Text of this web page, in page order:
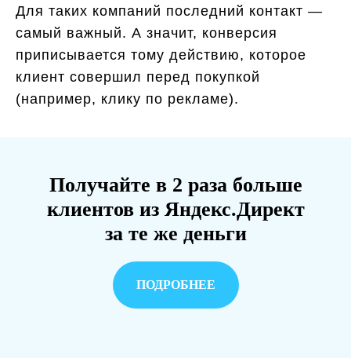
Для таких компаний последний контакт —
самый важный. А значит, конверсия
приписывается тому действию, которое
клиент совершил перед покупкой
(например, клику по рекламе).
Получайте в 2 раза больше
клиентов из Яндекс.Директ
за те же деньги
ПОДРОБНЕЕ